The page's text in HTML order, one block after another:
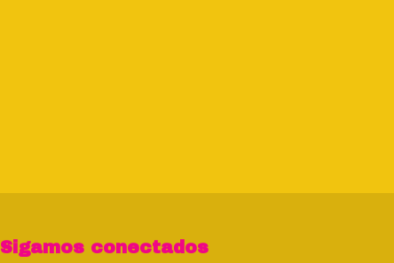
Sigamos conectados